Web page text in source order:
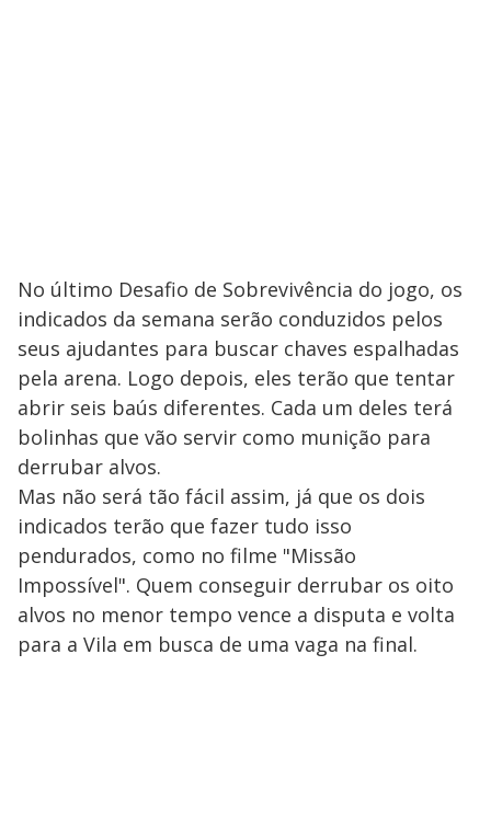
No último Desafio de Sobrevivência do jogo, os
indicados da semana serão conduzidos pelos
seus ajudantes para buscar chaves espalhadas
pela arena. Logo depois, eles terão que tentar
abrir seis baús diferentes. Cada um deles terá
bolinhas que vão servir como munição para
derrubar alvos.
Mas não será tão fácil assim, já que os dois
indicados terão que fazer tudo isso
pendurados, como no filme "Missão
Impossível". Quem conseguir derrubar os oito
alvos no menor tempo vence a disputa e volta
para a Vila em busca de uma vaga na final.